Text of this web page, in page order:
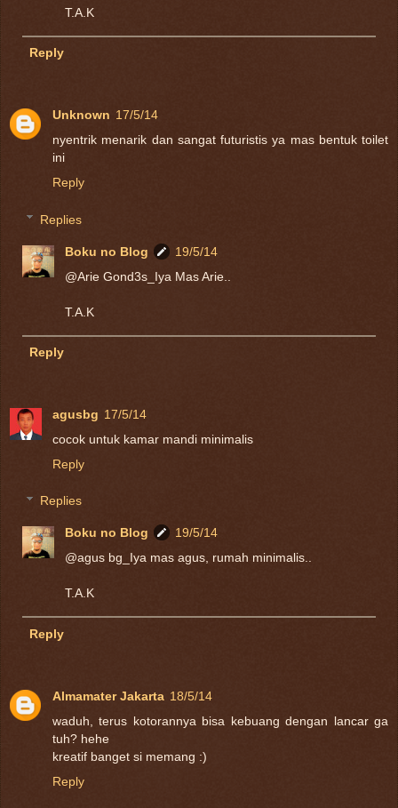
T.A.K
Reply
Unknown 17/5/14
nyentrik menarik dan sangat futuristis ya mas bentuk toilet
ini
Reply
Replies
Boku no Blog
19/5/14
@Arie Gond3s_Iya Mas Arie..
T.A.K
Reply
agusbg 17/5/14
cocok untuk kamar mandi minimalis
Reply
Replies
Boku no Blog
19/5/14
@agus bg_Iya mas agus, rumah minimalis..
T.A.K
Reply
Almamater Jakarta 18/5/14
waduh, terus kotorannya bisa kebuang dengan lancar ga
tuh? hehe
kreatif banget si memang :)
Reply